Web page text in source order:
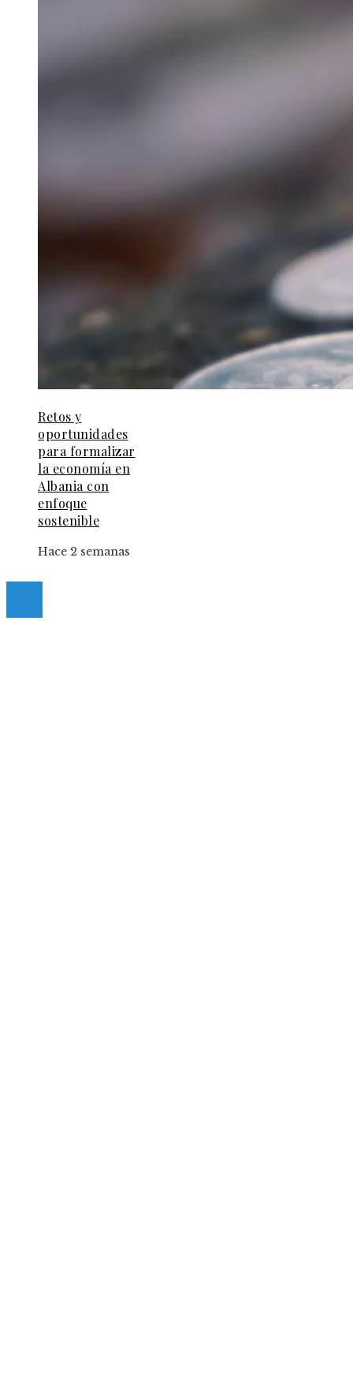
Retos y
oportunidades
para formalizar
la economía en
Albania con
enfoque
sostenible
Hace 2 semanas